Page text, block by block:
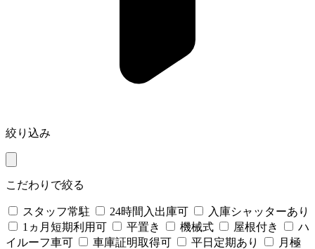
絞り込み
こだわりで絞る
スタッフ常駐 24時間入出庫可
入庫シャッターあり
1ヵ月短期利用可
平置き 機械式 屋根付き
ハ
イルーフ車可
車庫証明取得可 平日定期あり
月極